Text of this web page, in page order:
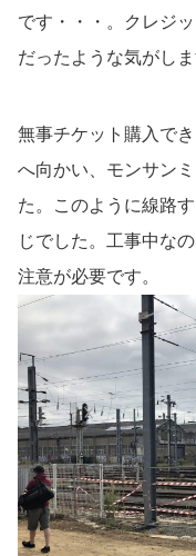
です・・・。クレジ
だったような気がしま
無事チケット購入で
へ向かい、モンサン
た。このように線路
じでした。工事中な
注意が必要です。